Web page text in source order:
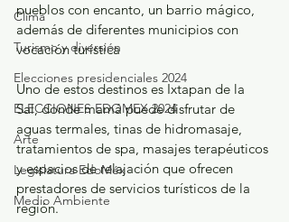
Clima
Turismo y diversión
Elecciones presidenciales 2024
ELECCIONES EDOMEX 2024
Arte
Legislatura EdoMéx
Medio Ambiente
pueblos con encanto, un barrio mágico,
además de diferentes municipios con
vocación turística
Uno de estos destinos es Ixtapan de la
Sal, donde mamá puede disfrutar de
aguas termales, tinas de hidromasaje,
tratamientos de spa, masajes terapéuticos
y espacios de relajación que ofrecen
prestadores de servicios turísticos de la
región.